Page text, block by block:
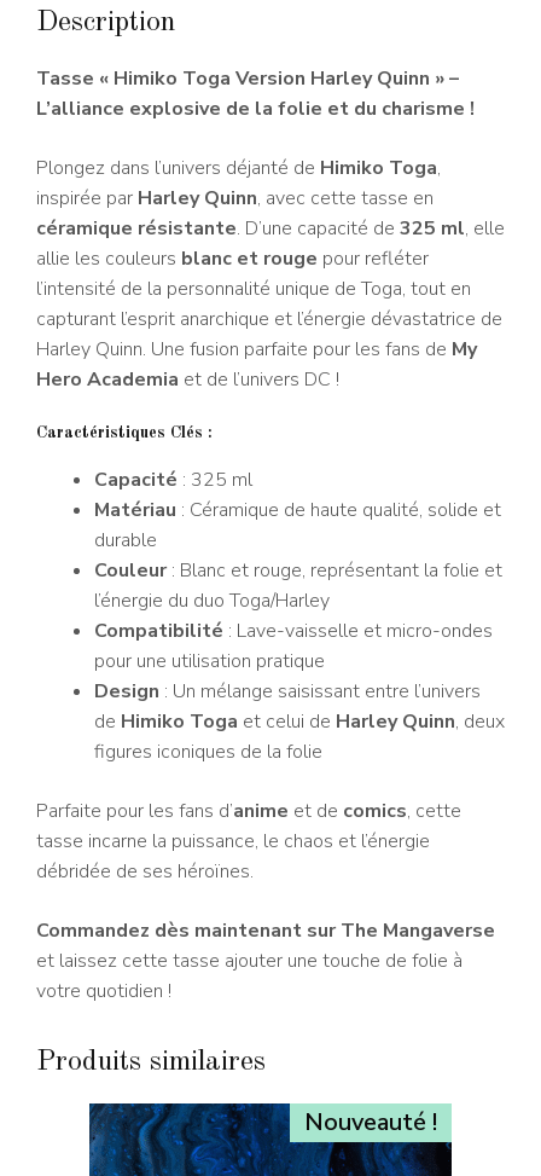
Description
Tasse « Himiko Toga Version Harley Quinn » –
L’alliance explosive de la folie et du charisme !
Plongez dans l’univers déjanté de Himiko Toga,
inspirée par Harley Quinn, avec cette tasse en
céramique résistante. D’une capacité de 325 ml, elle
allie les couleurs blanc et rouge pour refléter
l’intensité de la personnalité unique de Toga, tout en
capturant l’esprit anarchique et l’énergie dévastatrice de
Harley Quinn. Une fusion parfaite pour les fans de My
Hero Academia et de l’univers DC !
Caractéristiques Clés :
Capacité : 325 ml
Matériau : Céramique de haute qualité, solide et
durable
Couleur: Blanc et rouge, représentant la folie et
l’énergie du duo Toga/Harley
Compatibilité : Lave-vaisselle et micro-ondes
pour une utilisation pratique
Design : Un mélange saisissant entre l’univers
de Himiko Toga et celui de Harley Quinn, deux
figures iconiques de la folie
Parfaite pour les fans d’anime et de comics, cette
tasse incarne la puissance, le chaos et l’énergie
débridée de ses héroïnes.
Commandez dès maintenant sur The Mangaverse
et laissez cette tasse ajouter une touche de folie à
votre quotidien !
Produits similaires
Nouveauté !